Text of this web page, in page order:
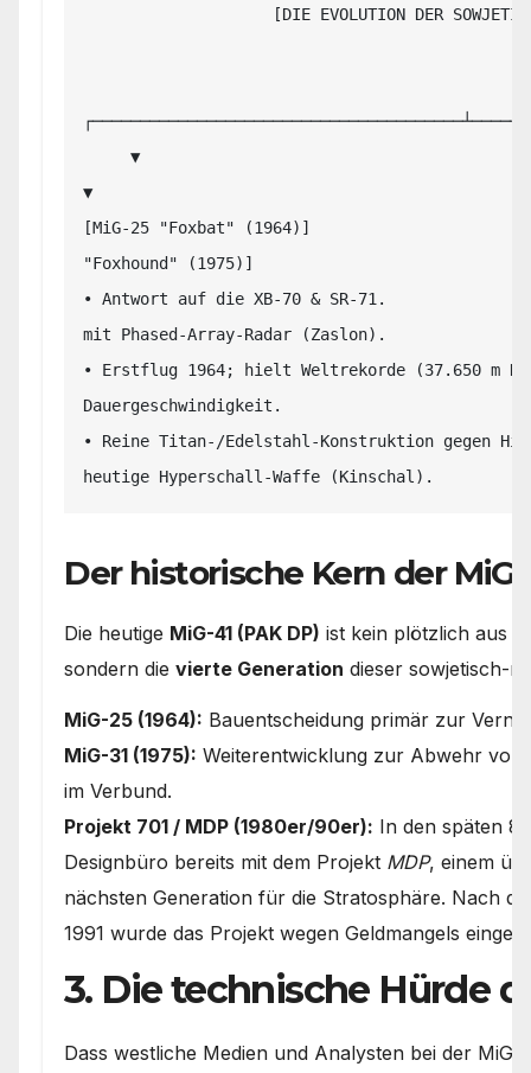
▼
[MiG-25 "Foxbat" (1964)]
"Foxhound" (1975)]
• Antwort auf die XB-70 & SR-71.
mit Phased-Array-Radar (Zaslon).
• Erstflug 1964; hielt Weltrekorde (37.650
Dauergeschwindigkeit.
• Reine Titan-/Edelstahl-Konstruktion
Der historische Kern der MiG-
Die heutige MiG-41 (PAK DP) ist kein plötzlich aus
sondern die vierte Generation dieser sowjetisch-
MiG-25 (1964): Bauentscheidung primär zur
MiG-31 (1975): Weiterentwicklung zur Abwehr
im Verbund.
Projekt 701 / MDP (1980er/90er): In den späten
Designbüro bereits mit dem Projekt MDP, einem
nächsten Generation für die Stratosphäre. Nach
1991 wurde das Projekt wegen Geldmangels
3. Die technische Hürde
Dass westliche Medien und Analysten bei der